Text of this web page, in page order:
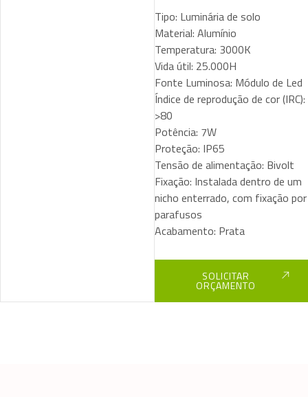
Tipo: Luminária de solo
Material: Alumínio
Temperatura: 3000K
Vida útil: 25.000H
Fonte Luminosa: Módulo de Led
Índice de reprodução de cor (IRC):
>80
Potência: 7W
Proteção: IP65
Tensão de alimentação: Bivolt
Fixação: Instalada dentro de um
nicho enterrado, com fixação por
parafusos
Acabamento: Prata
SOLICITAR
ORÇAMENTO